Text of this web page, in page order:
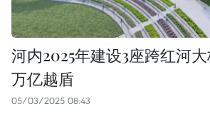
河内2025年建设3座跨红河
万亿越盾
05/03/2025 08:43